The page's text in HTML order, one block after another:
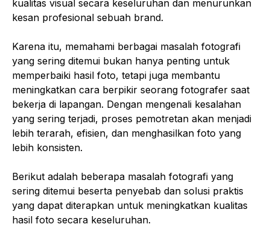
kualitas visual secara keseluruhan dan menurunkan
kesan profesional sebuah brand.
Karena itu, memahami berbagai masalah fotografi
yang sering ditemui bukan hanya penting untuk
memperbaiki hasil foto, tetapi juga membantu
meningkatkan cara berpikir seorang fotografer saat
bekerja di lapangan. Dengan mengenali kesalahan
yang sering terjadi, proses pemotretan akan menjadi
lebih terarah, efisien, dan menghasilkan foto yang
lebih konsisten.
Berikut adalah beberapa masalah fotografi yang
sering ditemui beserta penyebab dan solusi praktis
yang dapat diterapkan untuk meningkatkan kualitas
hasil foto secara keseluruhan.